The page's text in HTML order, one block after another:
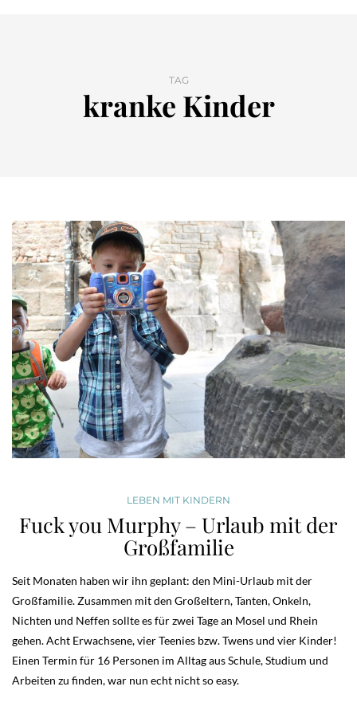
TAG
kranke Kinder
LEBEN MIT KINDERN
Fuck you Murphy – Urlaub mit der
Großfamilie
Seit Monaten haben wir ihn geplant: den Mini-Urlaub mit der
Großfamilie. Zusammen mit den Großeltern, Tanten, Onkeln,
Nichten und Neffen sollte es für zwei Tage an Mosel und Rhein
gehen. Acht Erwachsene, vier Teenies bzw. Twens und vier Kinder!
Einen Termin für 16 Personen im Alltag aus Schule, Studium und
Arbeiten zu finden, war nun echt nicht so easy.